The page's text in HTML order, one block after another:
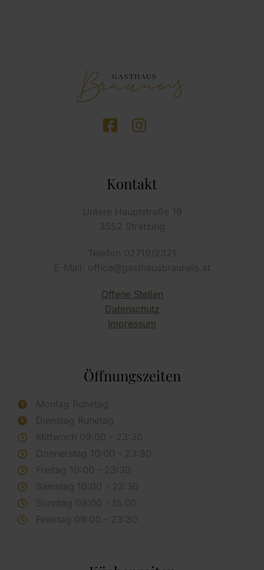
Kontakt
Untere Hauptstraße 19
3552 Stratzing
Telefon 02719/2321
E-Mail: office@gasthausbrauneis.at
Offene Stellen
Datenschutz
Impressum
Öffnungszeiten
Montag Ruhetag
Dienstag Ruhetag
Mittwoch 09:00 - 23:30
Donnerstag 10:00 - 23:30
Freitag 10:00 - 23:30
Samstag 10:00 - 23:30
Sonntag 09:00 - 15:00
Feiertag 09:00 - 23:30